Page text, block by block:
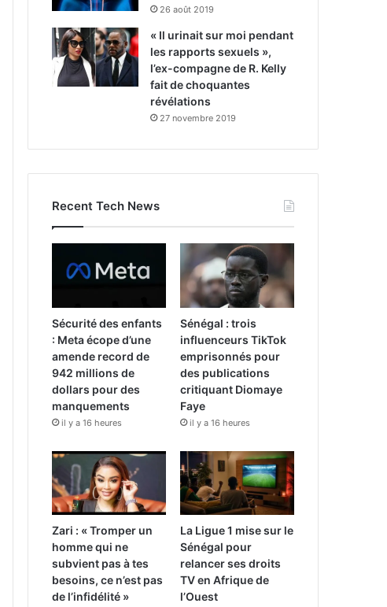
26 août 2019
« Il urinait sur moi pendant
les rapports sexuels »,
l’ex-compagne de R. Kelly
fait de choquantes
révélations
27 novembre 2019
Recent Tech News
Sécurité des enfants
: Meta écope d’une
amende record de
942 millions de
dollars pour des
manquements
il y a 16 heures
Sénégal : trois
influenceurs TikTok
emprisonnés pour
des publications
critiquant Diomaye
Faye
il y a 16 heures
Zari : « Tromper un
homme qui ne
subvient pas à tes
besoins, ce n’est pas
de l’infidélité »
La Ligue 1 mise sur le
Sénégal pour
relancer ses droits
TV en Afrique de
l’Ouest